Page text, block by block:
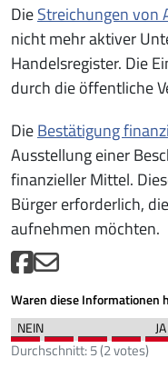
DieStreichungen von
nicht mehr aktiver
Handelsregister. Die
durch die öffentliche
DieBestätigung
Ausstellung einer
finanzieller Mittel.
Bürger erforderlich,
aufnehmen möchten.
Waren diese Informationen
Durchschnitt:5(2votes)